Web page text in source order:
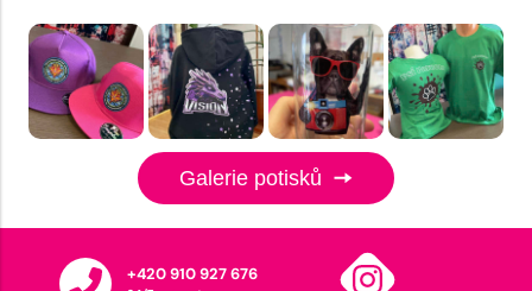
Galerie potisků
+420 910 927 676